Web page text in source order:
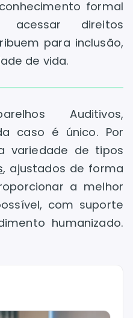
formal
direitos
para inclusão,
de vida.
Auditivos,
caso é único. Por
variedade de tipos
, ajustados de forma
a melhor
com suporte
humanizado.